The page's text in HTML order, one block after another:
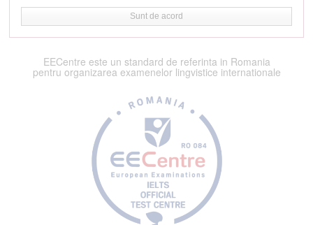
Sunt de acord
EECentre este un standard de referinta in Romania
pentru organizarea examenelor lingvistice internationale